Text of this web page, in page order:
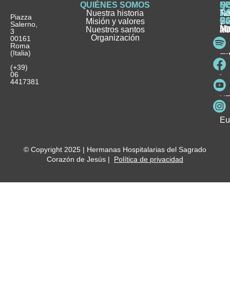
Piazza
Salerno,
3
00161
Roma
(Italia)
(+39)
06
4417381
QUIÉNES SOMOS
Nuestra historia
Misión y valores
Nuestros santos
Organización
e
y
y
© Copyright 2025 | Hermanas Hospitalarias del Sagrado
Corazón de Jesús | Política de privacidad